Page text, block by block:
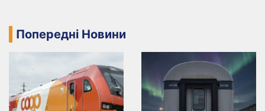
Попередні Новини